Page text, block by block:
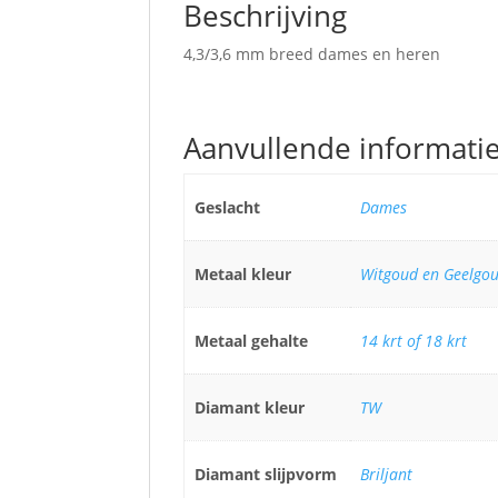
Beschrijving
4,3/3,6 mm breed dames en heren
Aanvullende
Geslacht Dames
Metaal kleur Witgoud en
Metaal gehalte 14 krt of 18 krt
Diamant kleur TW
Diamant slijpvorm Briljant